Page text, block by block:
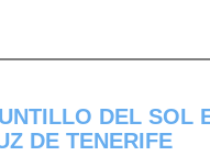
DEL SOL
DE TENERIFE